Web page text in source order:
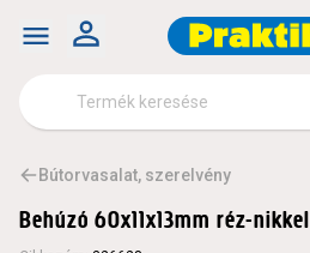
Bútorvasalat, szerelvény
Behúzó 60x11x13mm réz-nikkel